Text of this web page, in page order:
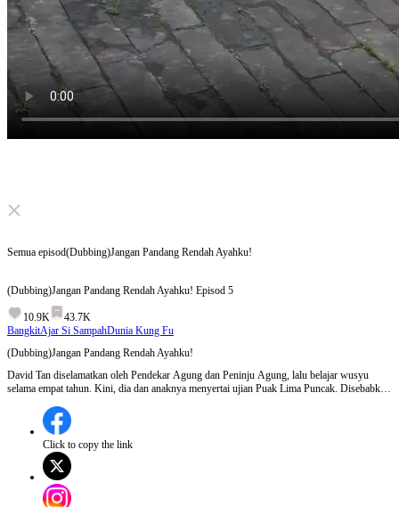
Click to unmute
Semua episod(Dubbing)Jangan Pandang Rendah Ayahku!
(Dubbing)Jangan Pandang Rendah Ayahku! Episod 5
10.9K
43.7K
BangkitAjar Si SampahDunia Kung Fu
(Dubbing)Jangan Pandang Rendah Ayahku!
David Tan diselamatkan oleh Pendekar Agung dan Peninju Agung, lalu belajar wusyu
selama empat tahun. Kini, dia dan anaknya menyertai ujian Puak Lima Puncak. Disebabkan
ada yang mengejeknya sebagai orang biasa, ada pula yang mengaguminya sebagai wira.
Apakah nasibnya dalam ujian terakhir bersama Grace Loh? Satu kisah ayah dengan kuasa
tersembunyi.Click to copy the link